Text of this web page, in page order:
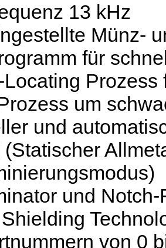
13 kHz
Münz-
für
um
und
(Statischer
und
von 0